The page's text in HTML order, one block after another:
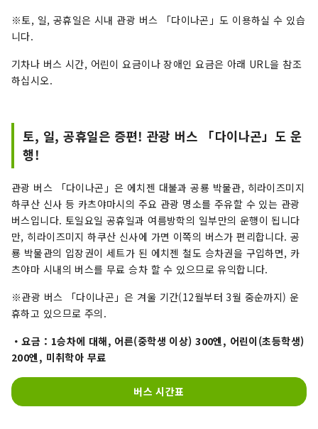
※토, 일, 공휴일은 시내 관광 버스 「다이나곤」도 이용하실 수 있습
니다.
기차나 버스 시간, 어린이 요금이나 장애인 요금은 아래 URL을 참조
하십시오.
토, 일, 공휴일은 증편! 관광 버스 「다이나곤」도 운
행!
관광 버스 「다이나곤」은 에치젠 대불과 공룡 박물관, 히라이즈미지
하쿠산 신사 등 카츠야마시의 주요 관광 명소를 주유할 수 있는 관광
버스입니다. 토일요일 공휴일과 여름방학의 일부만의 운행이 됩니다
만, 히라이즈미지 하쿠산 신사에 가면 이쪽의 버스가 편리합니다. 공
룡 박물관의 입장권이 세트가 된 에치젠 철도 승차권을 구입하면, 카
츠야마 시내의 버스를 무료 승차 할 수 있으므로 유익합니다.
※관광 버스 「다이나곤」은 겨울 기간(12월부터 3월 중순까지) 운
휴하고 있으므로 주의.
・요금：1승차에 대해, 어른(중학생 이상) 300엔, 어린이(초등학생)
200엔, 미취학아 무료
버스 시간표